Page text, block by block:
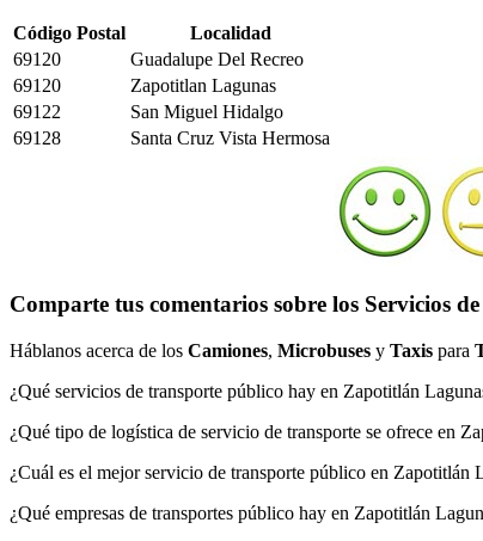
Código Postal
Localidad
69120
Guadalupe Del Recreo
69120
Zapotitlan Lagunas
69122
San Miguel Hidalgo
69128
Santa Cruz Vista Hermosa
Comparte tus comentarios sobre los Servicios
Háblanos acerca de los Camiones, Microbuses y Taxis para
¿Qué servicios de transporte público hay en Zapotitlán
¿Qué tipo de logística de servicio de transporte se ofrece en
¿Cuál es el mejor servicio de transporte público en Zapotitlán
¿Qué empresas de transportes público hay en Zapotitlán